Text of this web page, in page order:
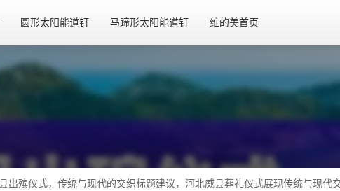
圆形太阳能道钉 马蹄形太阳能道钉 维的美首页
出殡仪式，传统与现代的交织标题建议，河北威县葬礼仪式展现传统与现代